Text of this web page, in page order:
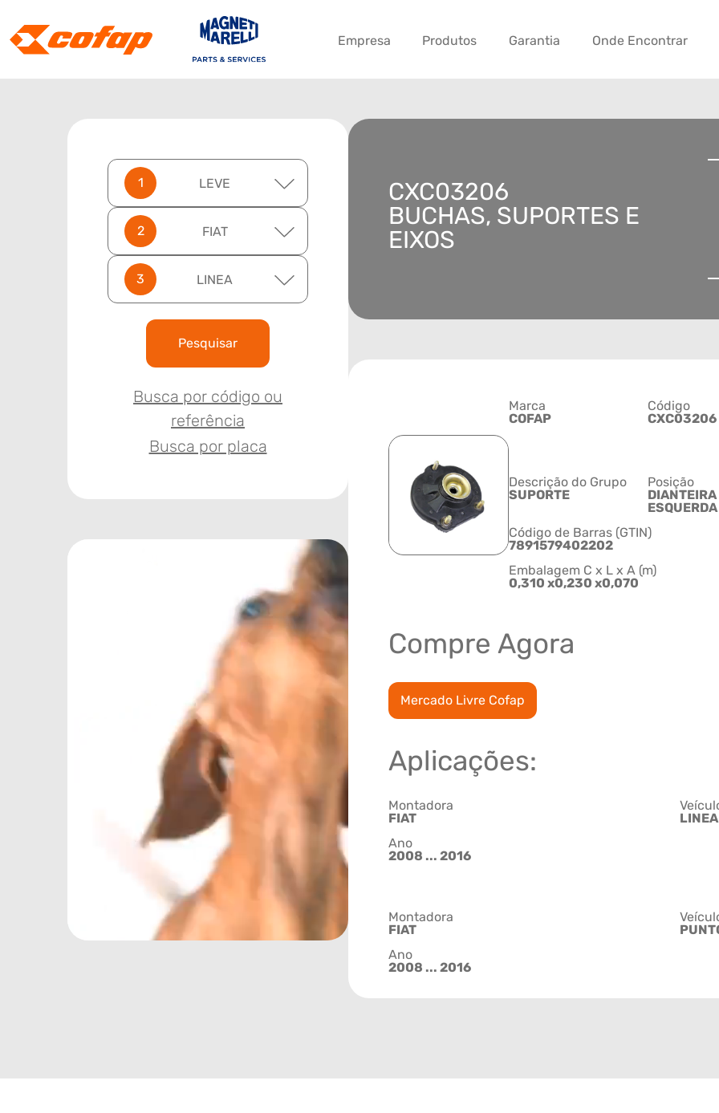
Empresa Produtos Garantia Onde Encontrar
LEVE
FIAT
LINEA
Pesquisar
Busca por código ou
referência
Busca por placa
CXC03206
BUCHAS, SUPORTES E
EIXOS
Marca
COFAP
Código
CXC03206
Descrição do Grupo
SUPORTE
Posição
DIANTEIRA
ESQUERDA
Código de Barras (GTIN)
7891579402202
Embalagem C x L x A (m)
0,310 x0,230 x0,070
Compre Agora
Mercado Livre Cofap
Aplicações:
Montadora
FIAT
LINEA
Ano
2008 ... 2016
Montadora
FIAT
Ano
2008 ... 2016